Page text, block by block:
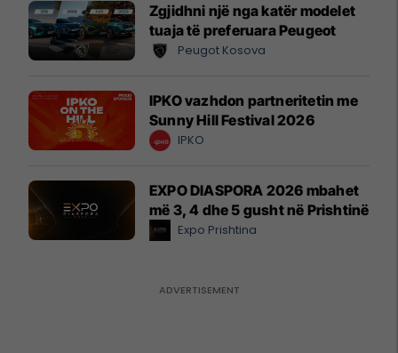
Zgjidhni një nga katër modelet
tuaja të preferuara Peugeot
Peugot Kosova
IPKO vazhdon partneritetin me
Sunny Hill Festival 2026
IPKO
EXPO DIASPORA 2026 mbahet
më 3, 4 dhe 5 gusht në Prishtinë
Expo Prishtina